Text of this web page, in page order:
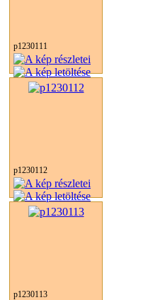
p1230111
p1230112
p1230113